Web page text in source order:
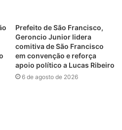
Prefeito de São Francisco,
Geroncio Junior lidera
comitiva de São Francisco
em convenção e reforça
apoio político a Lucas Ribeiro
6 de agosto de 2026